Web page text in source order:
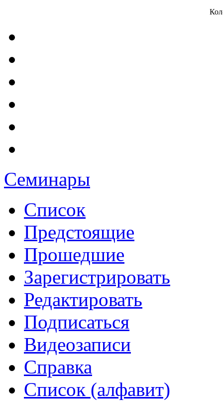
Семинары
Список
Предстоящие
Прошедшие
Зарегистрировать
Редактировать
Подписаться
Видеозаписи
Справка
Список (алфавит)